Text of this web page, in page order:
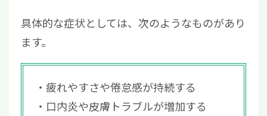
具体的な症状としては、次のようなものがあり
ます。
疲れやすさや倦怠感が持続する
口内炎や皮膚トラブルが増加する